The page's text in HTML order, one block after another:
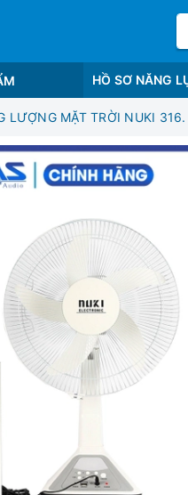
HỒ SƠ NĂNG
LƯỢNG MẶT TRỜI NUKI